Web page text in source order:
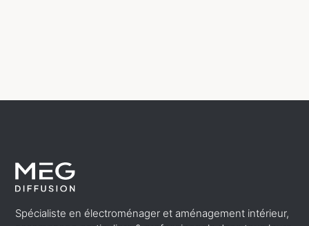
Spécialiste en électroménager et aménagement intérieur,